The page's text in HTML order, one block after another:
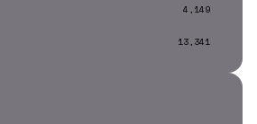
4,149
13,341